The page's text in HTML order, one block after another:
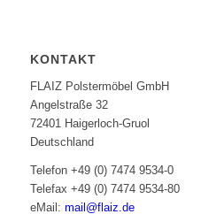
KONTAKT
FLAIZ Polstermöbel GmbH
Angelstraße 32
72401 Haigerloch-Gruol
Deutschland
Telefon +49 (0) 7474 9534-0
Telefax +49 (0) 7474 9534-80
eMail: mail@flaiz.de